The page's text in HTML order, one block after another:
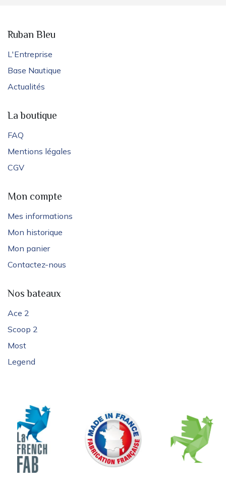
Ruban Bleu
L'Entreprise
Base Nautique
Actualités
La boutique
FAQ
Mentions légales
CGV
Mon compte
Mes informations
Mon historique
Mon panier
Contactez-nous
Nos bateaux
Ace 2
Scoop 2
Most
Legend